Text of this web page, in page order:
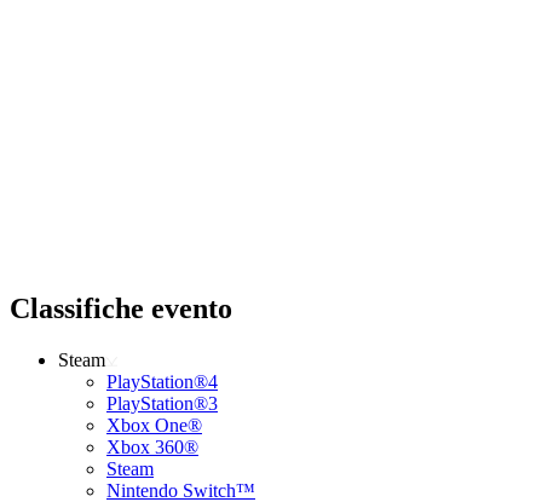
Classifiche evento
Steam
PlayStation®4
PlayStation®3
Xbox One®
Xbox 360®
Steam
Nintendo Switch™